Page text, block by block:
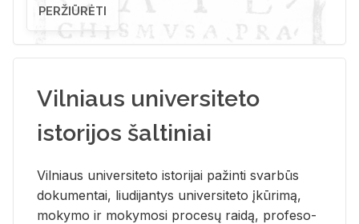
PERŽIŪRĖTI
Vilniaus universiteto
istorijos šaltiniai
Vil­niaus uni­ver­si­te­to is­to­ri­jai pa­žin­ti svar­būs
do­ku­men­tai, liu­di­jan­tys uni­ver­si­te­to įkū­ri­mą,
mo­ky­mo ir mo­ky­mo­si pro­ce­sų rai­dą, pro­fe­so­